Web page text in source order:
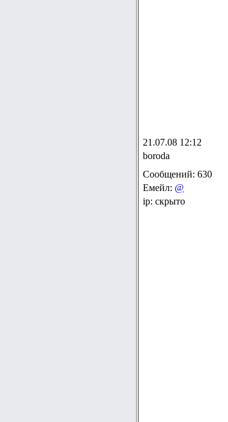
21.07.08 12:12
boroda
Сообщений: 630
Емейл: @
ip: скрыто